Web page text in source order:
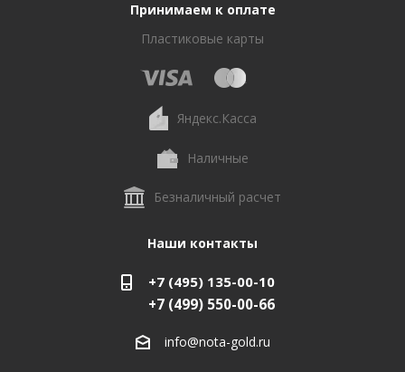
Принимаем к оплате
Пластиковые карты
Яндекс.Касса
Наличные
Безналичный расчет
Наши контакты
+7 (495) 135-00-10
+7 (499) 550-00-66
info@nota-gold.ru